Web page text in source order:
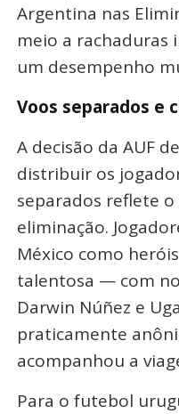
Argentina nas
meio a rachaduras
um desempenho
Voos separados e
A decisão da AUF de
distribuir os
separados reflete
eliminação.
México como
talentosa — com
Darwin Núñez e
praticamente
acompanhou a
Para o futebol